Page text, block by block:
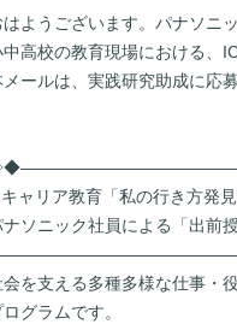
はようございます。パナソニ
中高校の教育現場における、
メールは、実践研究助成に応
ャリア教育「私の行き方発
ナソニック社員による「出前
会を支える多種多様な仕事・
ログラムです。